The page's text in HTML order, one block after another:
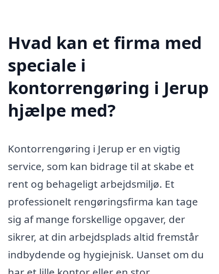
Hvad kan et firma med
speciale i
kontorrengøring i Jerup
hjælpe med?
Kontorrengøring i Jerup er en vigtig
service, som kan bidrage til at skabe et
rent og behageligt arbejdsmiljø. Et
professionelt rengøringsfirma kan tage
sig af mange forskellige opgaver, der
sikrer, at din arbejdsplads altid fremstår
indbydende og hygiejnisk. Uanset om du